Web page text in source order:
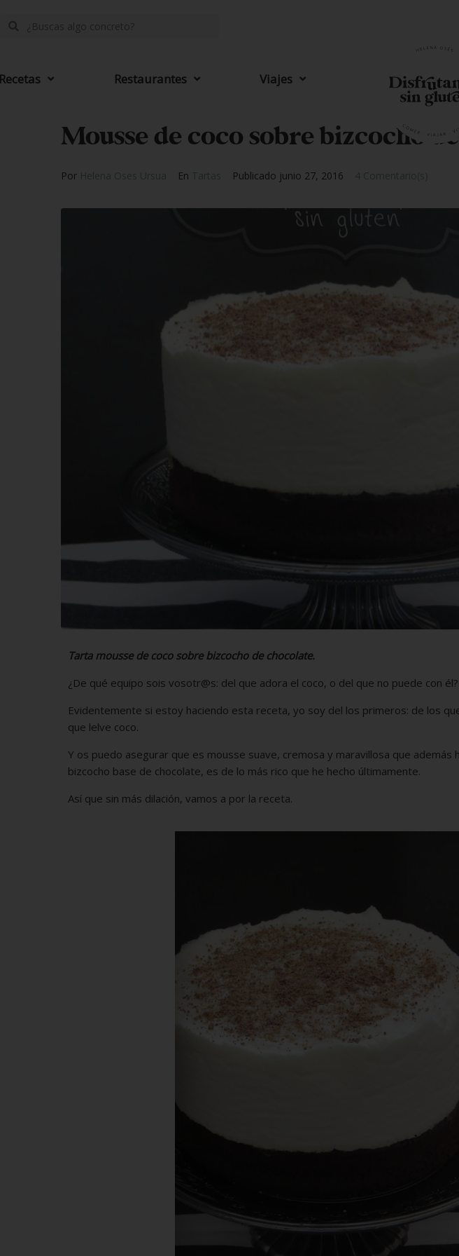
Restaurantes Viajes
Mousse de coco sobre bizcocho
Por Helena Oses Ursua En Tartas Publicado junio 27, 2016 4 Comentario(s)
Tarta mousse de coco sobre bizcocho de chocolate.
¿De qué equipo sois vosotr@s: del que adora el coco, o del que no puede con él?
Evidentemente si estoy haciendo esta receta, yo soy del los primeros: de los
que lelve coco.
Y os puedo asegurar que es mousse suave, cremosa y maravillosa que además
bizcocho base de chocolate, es de lo más rico que he hecho últimamente.
Así que sin más dilación, vamos a por la receta.